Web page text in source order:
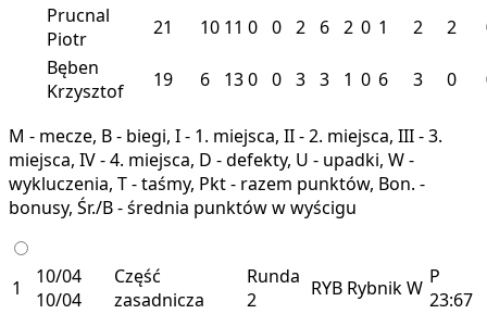
Prucnal
Piotr
21 10 11 0 0 2 6 2 0 1 2 2
Bęben
Krzysztof
19 6 130 0 3 3 1 0 6 3 0
M - mecze, B - biegi, I - 1. miejsca, II - 2. miejsca, III - 3.
miejsca, IV - 4. miejsca, D - defekty, U - upadki, W -
wykluczenia, T - taśmy, Pkt - razem punktów, Bon. -
bonusy, Śr./B - średnia punktów w wyścigu
1
10/04
10/04
Część
zasadnicza
Runda
2
RYB RybnikW P
23:67